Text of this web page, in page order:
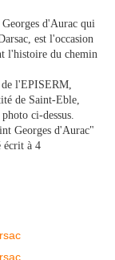
d'Aurac qui
est l'occasion
l'histoire du chemin
l'EPISERM,
de Saint-Eble,
ci-dessus.
Georges d'Aurac"
écrit à 4